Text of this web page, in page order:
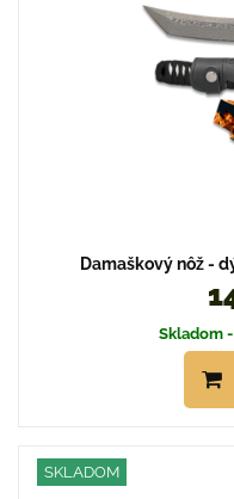
Damaškový nôž -
Skladom
SKLADOM